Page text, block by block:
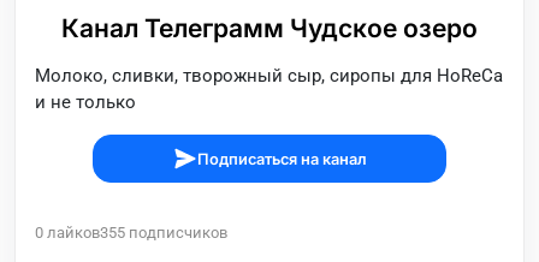
Канал Телеграмм Чудское озеро
Молоко, сливки, творожный сыр, сиропы для HoReCa
и не только
Подписаться на канал
0 лайков355 подписчиков